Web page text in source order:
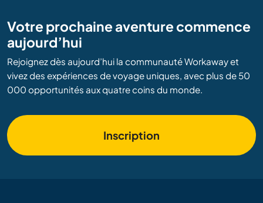
Votre prochaine aventure commence
aujourd’hui
Rejoignez dès aujourd’hui la communauté Workaway et
vivez des expériences de voyage uniques, avec plus de 50
000 opportunités aux quatre coins du monde.
Inscription